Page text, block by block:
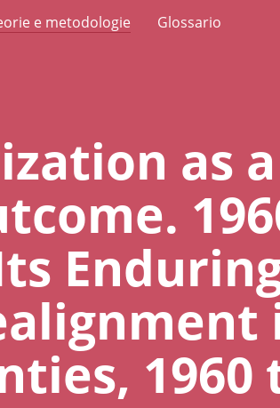
e metodologie Glossario
as
1960